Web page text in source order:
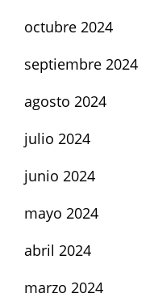
octubre 2024
septiembre 2024
agosto 2024
julio 2024
junio 2024
mayo 2024
abril 2024
marzo 2024